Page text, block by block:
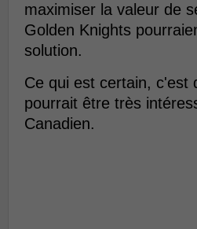
maximiser la valeur de
Golden Knights
solution.
Ce qui est certain, c'est
pourrait être très
Canadien.